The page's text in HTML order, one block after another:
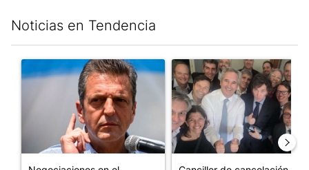
Noticias en Tendencia
Un artículo de tendencia con el título "Negociaciones en el
Un artículo de tendencia con